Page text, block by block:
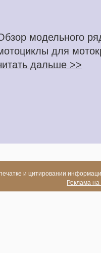
модельного
для
дальше >>
и цитировании
Реклама на